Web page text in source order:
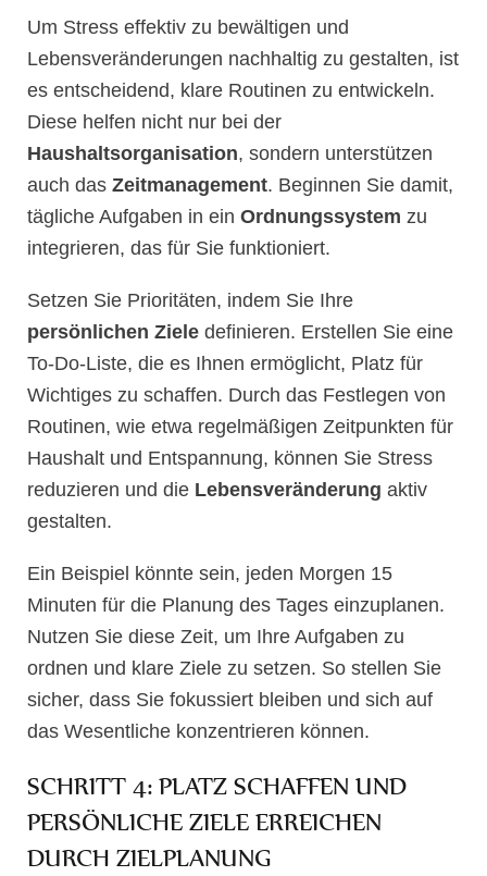
Um Stress effektiv zu bewältigen und
Lebensveränderungen nachhaltig zu gestalten, ist
es entscheidend, klare Routinen zu entwickeln.
Diese helfen nicht nur bei der
Haushaltsorganisation, sondern unterstützen
auch das Zeitmanagement. Beginnen Sie damit,
tägliche Aufgaben in ein Ordnungssystem zu
integrieren, das für Sie funktioniert.
Setzen Sie Prioritäten, indem Sie Ihre
persönlichen Ziele definieren. Erstellen Sie eine
To-Do-Liste, die es Ihnen ermöglicht, Platz für
Wichtiges zu schaffen. Durch das Festlegen von
Routinen, wie etwa regelmäßigen Zeitpunkten für
Haushalt und Entspannung, können Sie Stress
reduzieren und die Lebensveränderung aktiv
gestalten.
Ein Beispiel könnte sein, jeden Morgen 15
Minuten für die Planung des Tages einzuplanen.
Nutzen Sie diese Zeit, um Ihre Aufgaben zu
ordnen und klare Ziele zu setzen. So stellen Sie
sicher, dass Sie fokussiert bleiben und sich auf
das Wesentliche konzentrieren können.
SCHRITT 4: PLATZ SCHAFFEN UND
PERSÖNLICHE ZIELE ERREICHEN
DURCH ZIELPLANUNG